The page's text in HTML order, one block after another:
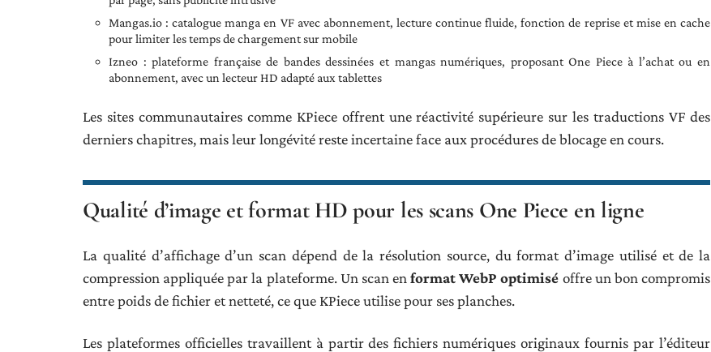
Mangas.io : catalogue manga en VF avec abonnement, lecture continue fluide, fonction de reprise et mise en cache
pour limiter les temps de chargement sur mobile
Izneo : plateforme française de bandes dessinées et mangas numériques, proposant One Piece à l’achat ou en
abonnement, avec un lecteur HD adapté aux tablettes
Les sites communautaires comme KPiece offrent une réactivité supérieure sur les traductions VF des
derniers chapitres, mais leur longévité reste incertaine face aux procédures de blocage en cours.
Qualité d’image et format HD pour les scans One Piece en ligne
La qualité d’affichage d’un scan dépend de la résolution source, du format d’image utilisé et de la
compression appliquée par la plateforme. Un scan enformat WebP optimisé offre un bon compromis
entre poids de fichier et netteté, ce que KPiece utilise pour ses planches.
Les plateformes officielles travaillent à partir des fichiers numériques originaux fournis par l’éditeur